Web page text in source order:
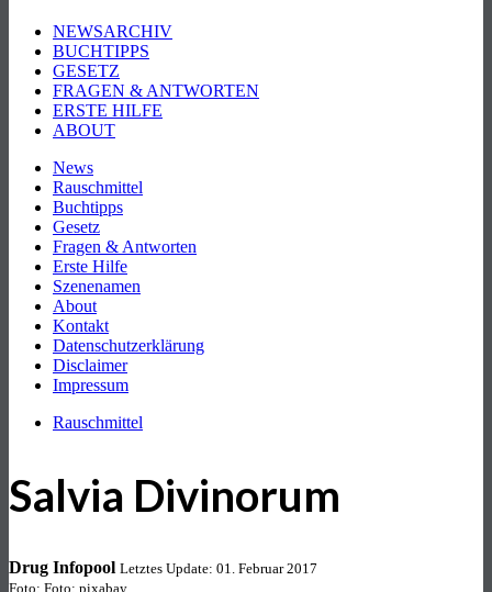
NEWSARCHIV
BUCHTIPPS
GESETZ
FRAGEN & ANTWORTEN
ERSTE HILFE
ABOUT
News
Rauschmittel
Buchtipps
Gesetz
Fragen & Antworten
Erste Hilfe
Szenenamen
About
Kontakt
Datenschutzerklärung
Disclaimer
Impressum
Rauschmittel
Salvia Divinorum
Drug Infopool Letztes Update: 01. Februar 2017
Foto: Foto: pixabay